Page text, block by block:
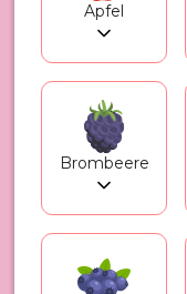
Apfel
Brombeere